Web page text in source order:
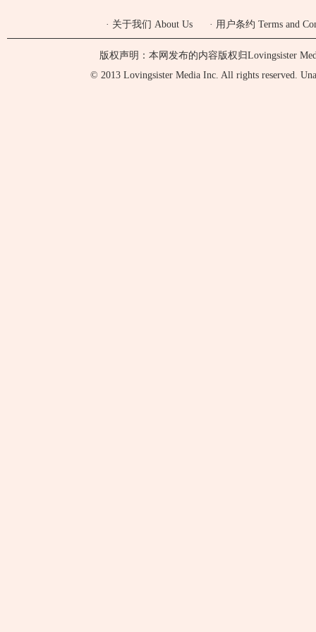
· 关于我们 About Us · 用户条约 Terms and
版权声明：本网发布的内容版权归Lovingsister
© 2013 Lovingsister Media Inc. All rights reserved.